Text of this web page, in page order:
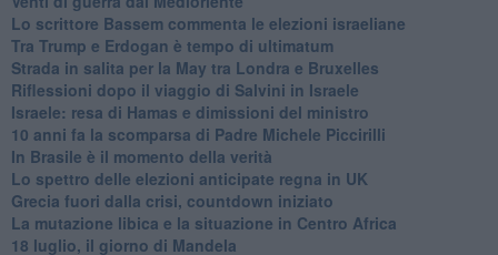
Lo scrittore Bassem commenta le elezioni israeliane
Tra Trump e Erdogan è tempo di ultimatum
Strada in salita per la May tra Londra e Bruxelles
Riflessioni dopo il viaggio di Salvini in Israele
Israele: resa di Hamas e dimissioni del ministro
10 anni fa la scomparsa di Padre Michele Piccirilli
In Brasile è il momento della verità
Lo spettro delle elezioni anticipate regna in UK
Grecia fuori dalla crisi, countdown iniziato
La mutazione libica e la situazione in Centro Africa
18 luglio, il giorno di Mandela